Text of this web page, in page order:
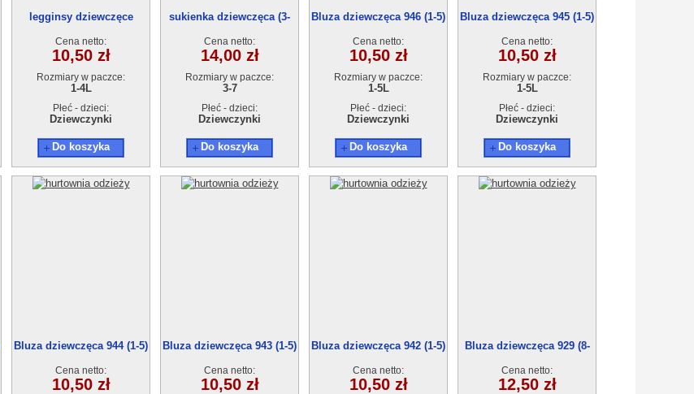
legginsy dziewczęce
Cena netto:
10,50 zł
Rozmiary w paczce:
1-4L
Płeć - dzieci:
Dziewczynki
Do koszyka
sukienka dziewczęca (3-
Cena netto:
14,00 zł
Rozmiary w paczce:
3-7
Płeć - dzieci:
Dziewczynki
Do koszyka
Bluza dziewczęca 946 (1-5)
Cena netto:
10,50 zł
Rozmiary w paczce:
1-5L
Płeć - dzieci:
Dziewczynki
Do koszyka
Bluza dziewczęca 945 (1-5)
Cena netto:
10,50 zł
Rozmiary w paczce:
1-5L
Płeć - dzieci:
Dziewczynki
Do koszyka
Bluza dziewczęca 944 (1-5)
Cena netto:
10,50 zł
Bluza dziewczęca 943 (1-5)
Cena netto:
10,50 zł
Bluza dziewczęca 942 (1-5)
Cena netto:
10,50 zł
Bluza dziewczęca 929 (8-
Cena netto:
12,50 zł